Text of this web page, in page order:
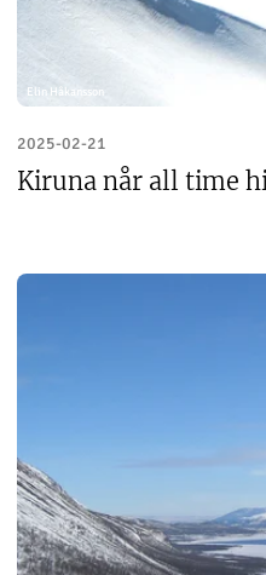
Elin Håkansson
2025-02-21
Kiruna når all time